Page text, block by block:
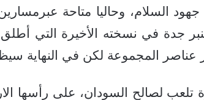
جهود السلام، وحاليا متاحة
عناصر المجموعة لكن في النهاية
تلعب لصالح السودان، على رأسها